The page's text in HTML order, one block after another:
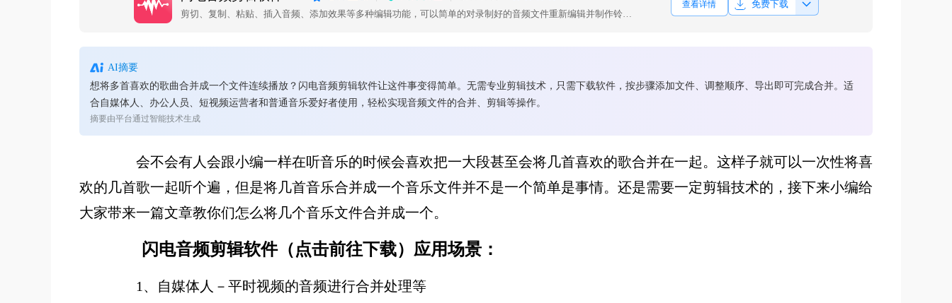
剪切、复制、粘贴、插入音频、添加效果等多种编辑功能，可以简单的对录制好的音频文件重新编辑并制作铃声，为您的生活增添了独特的个性。
查看详情 免费下载
AI摘要
想将多首喜欢的歌曲合并成一个文件连续播放？闪电音频剪辑软件让这件事变得简单。无需专业剪辑技术，只需下载软件，按步骤添加文件、调整顺序、导出即可完成合并。适
合自媒体人、办公人员、短视频运营者和普通音乐爱好者使用，轻松实现音频文件的合并、剪辑等操作。
摘要由平台通过智能技术生成
会不会有人会跟小编一样在听音乐的时候会喜欢把一大段甚至会将几首喜欢的歌合并在一起。这样子就可以一次性将喜
欢的几首歌一起听个遍，但是将几首音乐合并成一个音乐文件并不是一个简单是事情。还是需要一定剪辑技术的，接下来小编给
大家带来一篇文章教你们怎么将几个音乐文件合并成一个。
闪电音频剪辑软件（点击前往下载）应用场景：
1、自媒体人－平时视频的音频进行合并处理等